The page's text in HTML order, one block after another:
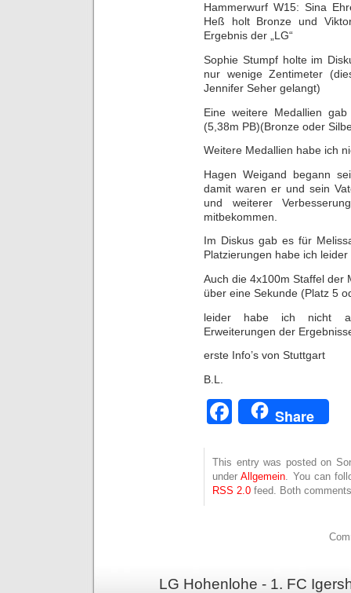
Hammerwurf W15: Sina
Heß holt Bronze und
Ergebnis der „LG“
Sophie Stumpf holte im
nur wenige Zentimeter
Jennifer Seher gelangt)
Eine weitere Medallien
(5,38m PB)(Bronze oder
Weitere Medallien habe ich
Hagen Weigand begann
damit waren er und sein
und weiterer
mitbekommen.
Im Diskus gab es für
Platzierungen habe ich leider
Auch die 4x100m Staffel der
über eine Sekunde (Platz 5
leider habe ich nicht
Erweiterungen der
erste Info’s von Stuttgart
B.L.
Facebook
Share
This entry was posted on
underAllgemein . You can
RSS 2.0 feed. Both
LG Hohenlohe - 1. FC